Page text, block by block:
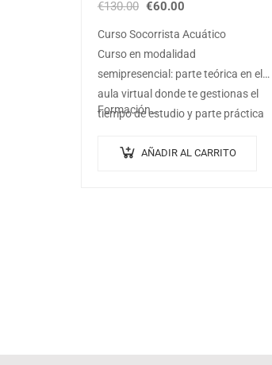
€130.00 €60.00
Curso Socorrista Acuático
Curso en modalidad
semipresencial: parte teórica en el
aula virtual donde te gestionas el
tiempo de estudio y parte práctica
semana.
Formación…
AÑADIR AL CARRITO